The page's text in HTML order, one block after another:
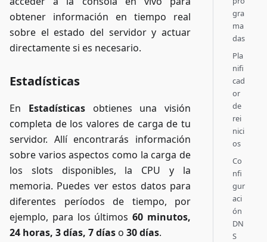
obtener información en tiempo real
sobre el estado del servidor y actuar
directamente si es necesario.
Estadísticas
En Estadísticasobtienes una visión
completa de los valores de carga de tu
servidor. Allí encontrarás información
sobre varios aspectos como la carga de
los slots disponibles, la CPU y la
memoria. Puedes ver estos datos para
diferentes períodos de tiempo, por
ejemplo, para los últimos60 minutos,
24 horas, 3 días, 7 díaso 30 días.
gra
ma
das
Pla
nifi
cad
or
de
rei
nici
os
Co
nfi
gur
aci
ón
DN
S